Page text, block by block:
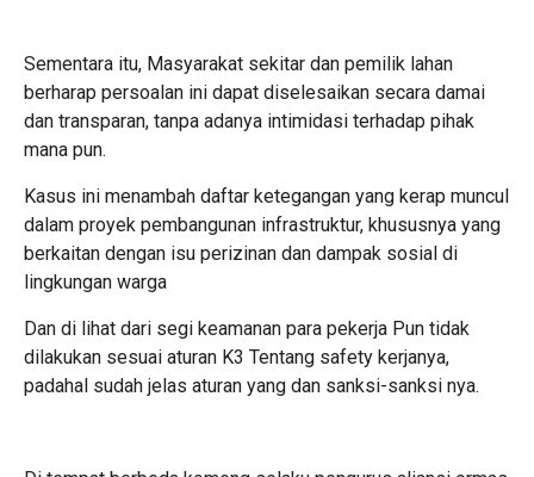
Sementara itu, Masyarakat sekitar dan pemilik lahan
berharap persoalan ini dapat diselesaikan secara damai
dan transparan, tanpa adanya intimidasi terhadap pihak
mana pun.
Kasus ini menambah daftar ketegangan yang kerap muncul
dalam proyek pembangunan infrastruktur, khususnya yang
berkaitan dengan isu perizinan dan dampak sosial di
lingkungan warga
Dan di lihat dari segi keamanan para pekerja Pun tidak
dilakukan sesuai aturan K3 Tentang safety kerjanya,
padahal sudah jelas aturan yang dan sanksi-sanksi nya.